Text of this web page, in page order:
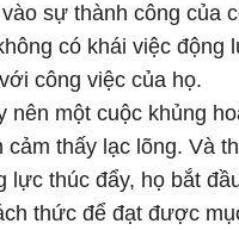
sự thành công của
có khái việc động
công việc của họ.
nên một cuộc khủng
cảm thấy lạc lõng. Và
lực thúc đẩy, họ bắt
thức để đạt được